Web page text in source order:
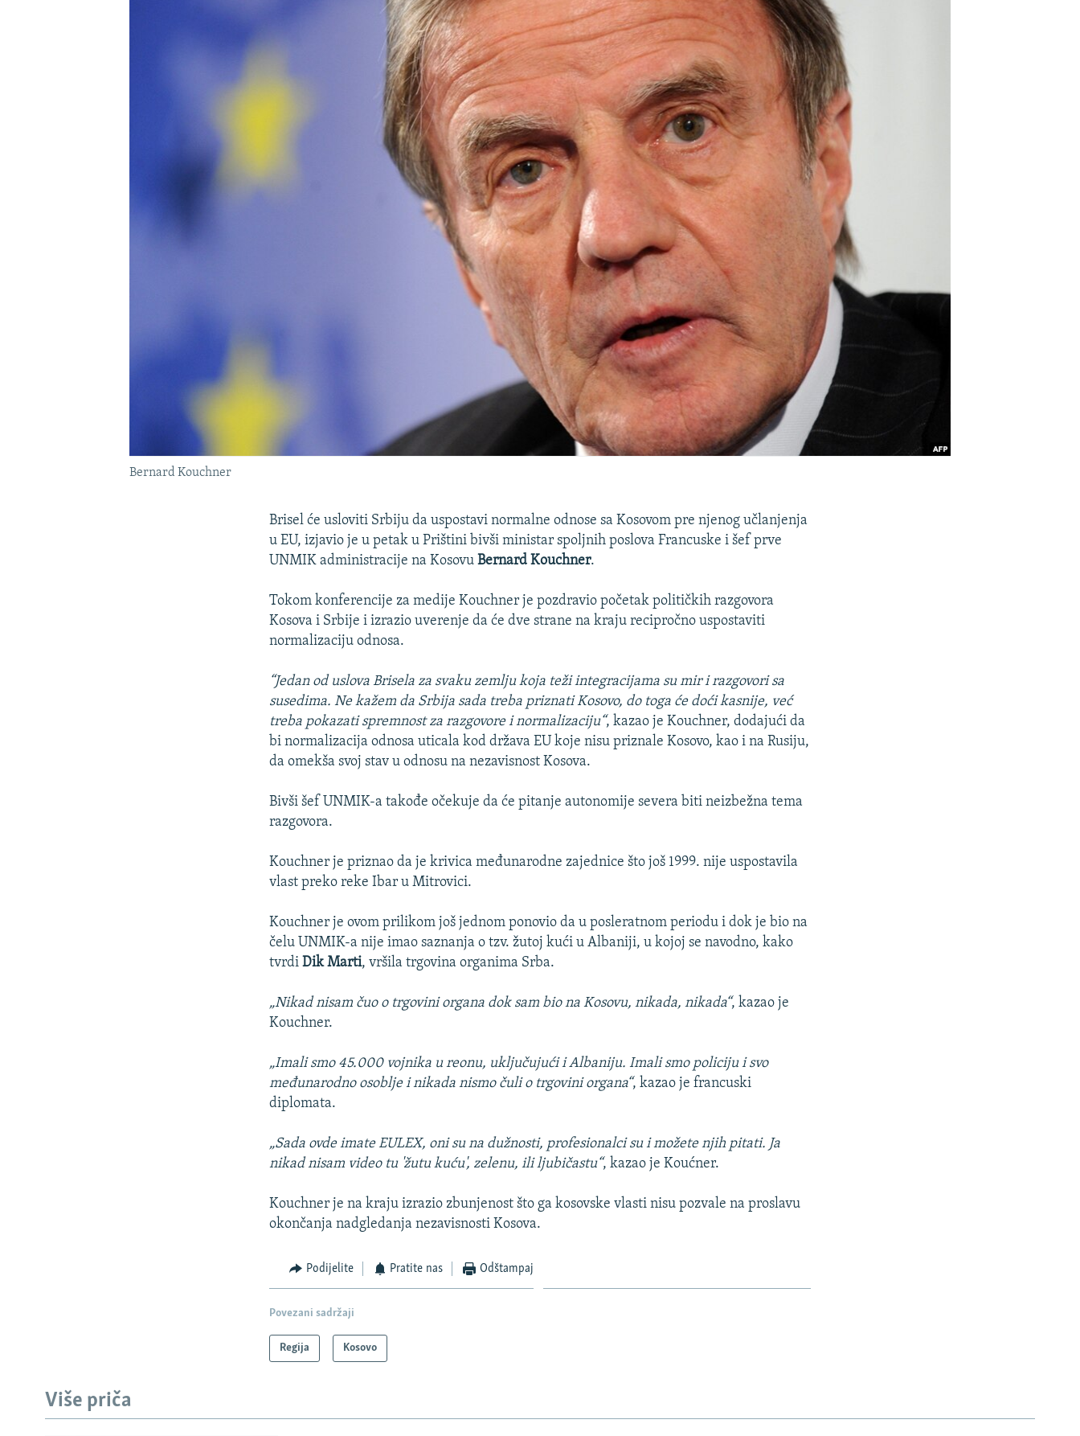
Bernard Kouchner
Brisel će usloviti Srbiju da uspostavi normalne odnose sa Kosovom pre njenog učlanjenja
u EU, izjavio je u petak u Prištini bivši ministar spoljnih poslova Francuske i šef prve
UNMIK administracije na KosovuBernard Kouchner.
Tokom konferencije za medije Kouchner je pozdravio početak političkih razgovora
Kosova i Srbije i izrazio uverenje da će dve strane na kraju recipročno uspostaviti
normalizaciju odnosa.
“Jedan od uslova Brisela za svaku zemlju koja teži integracijama su mir i razgovori sa
susedima. Ne kažem da Srbija sada treba priznati Kosovo, do toga će doći kasnije, već
treba pokazati spremnost za razgovore i normalizaciju“, kazao je Kouchner, dodajući da
bi normalizacija odnosa uticala kod država EU koje nisu priznale Kosovo, kao i na Rusiju,
da omekša svoj stav u odnosu na nezavisnost Kosova.
Bivši šef UNMIK-a takođe očekuje da će pitanje autonomije severa biti neizbežna tema
razgovora.
Kouchner je priznao da je krivica međunarodne zajednice što još 1999. nije uspostavila
vlast preko reke Ibar u Mitrovici.
Kouchner je ovom prilikom još jednom ponovio da u posleratnom periodu i dok je bio na
čelu UNMIK-a nije imao saznanja o tzv. žutoj kući u Albaniji, u kojoj se navodno, kako
tvrdiDik Marti, vršila trgovina organima Srba.
„Nikad nisam čuo o trgovini organa dok sam bio na Kosovu, nikada, nikada“, kazao je
Kouchner.
„Imali smo 45.000 vojnika u reonu, uključujući i Albaniju. Imali smo policiju i svo
međunarodno osoblje i nikada nismo čuli o trgovini organa“, kazao je francuski
diplomata.
„Sada ovde imate EULEX, oni su na dužnosti, profesionalci su i možete njih pitati. Ja
nikad nisam video tu 'žutu kuću', zelenu, ili ljubičastu“, kazao je Koućner.
Kouchner je na kraju izrazio zbunjenost što ga kosovske vlasti nisu pozvale na proslavu
okončanja nadgledanja nezavisnosti Kosova.
Podijelite Pratite nas Odštampaj
Povezani sadržaji
Regija Kosovo
Više priča